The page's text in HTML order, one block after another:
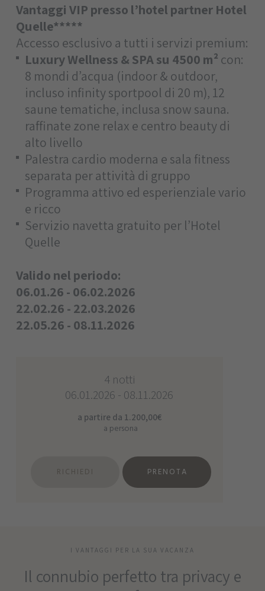
Vantaggi VIP presso l’hotel partner Hotel
Quelle*****
Accesso esclusivo a tutti i servizi premium:
Luxury Wellness & SPA su 4500 m² con:
8 mondi d’acqua (indoor & outdoor,
incluso infinity sportpool di 20 m), 12
saune tematiche, inclusa snow sauna.
raffinate zone relax e centro beauty di
alto livello
Palestra cardio moderna e sala fitness
separata per attività di gruppo
Programma attivo ed esperienziale vario
e ricco
Servizio navetta gratuito per l’Hotel
Quelle
Valido nel periodo:
06.01.26 - 06.02.2026
22.02.26 - 22.03.2026
22.05.26 - 08.11.2026
4 notti
06.01.2026 - 08.11.2026
a partire da 1.200,00€
a persona
RICHIEDI PRENOTA
I VANTAGGI PER LA SUA VACANZA
Il connubio perfetto tra privacy e